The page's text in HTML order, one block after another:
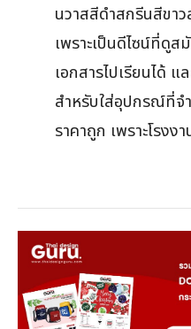
นวาสสีดำสกรีนสีขา
เพราะเป็นดีไซน์ที่ดูส
เอกสารไปเรียนได้
สำหรับใส่อุปกรณ์ที่จ
ราคาถูก เพราะโรงง